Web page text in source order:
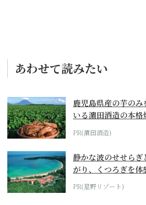
あわせて読みたい
鹿児島県産の芋の
いる濵田酒造の本格
PR(濵田酒造)
静かな波のせせら
がり、くつろぎを
ホテル by...
PR(星野リゾート)